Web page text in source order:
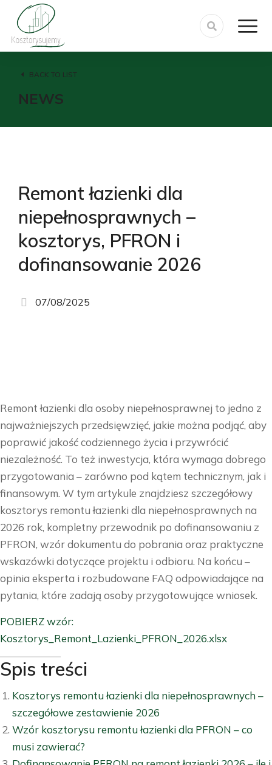
BACK TO LIST
NEWS
Remont łazienki dla
niepełnosprawnych –
kosztorys, PFRON i
dofinansowanie 2026
07/08/2025
Remont łazienki dla osoby niepełnosprawnej to jedno z
najważniejszych przedsięwzięć, jakie można podjąć, aby
poprawić jakość codziennego życia i przywrócić
niezależność. To też inwestycja, która wymaga dobrego
przygotowania – zarówno pod kątem technicznym, jak i
finansowym. W tym artykule znajdziesz szczegółowy
kosztorys remontu łazienki dla niepełnosprawnych na
2026 rok, kompletny przewodnik po dofinansowaniu z
PFRON, wzór dokumentu do pobrania oraz praktyczne
wskazówki dotyczące projektu i odbioru. Na końcu –
opinia eksperta i rozbudowane FAQ odpowiadające na
pytania, które zadają osoby przygotowujące wniosek.
POBIERZ wzór:
Kosztorys_Remont_Lazienki_PFRON_2026.xlsx
Spis treści
Kosztorys remontu łazienki dla niepełnosprawnych –
szczegółowe zestawienie 2026
Wzór kosztorysu remontu łazienki dla PFRON – co
musi zawierać?